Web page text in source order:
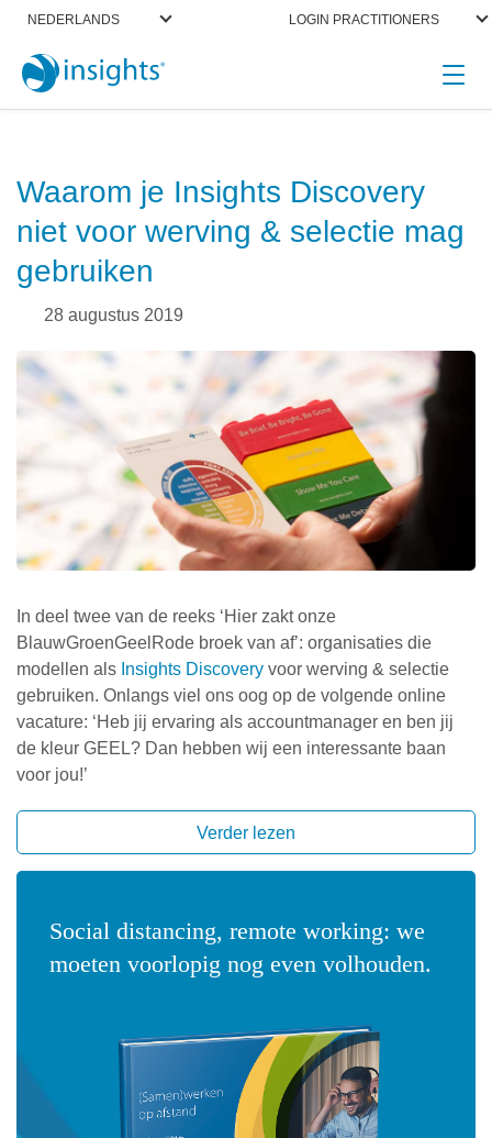
NEDERLANDS LOGIN PRACTITIONERS
Waarom je Insights Discovery
niet voor werving & selectie mag
gebruiken
28 augustus 2019
In deel twee van de reeks ‘Hier zakt onze
BlauwGroenGeelRode broek van af’: organisaties die
modellen als Insights Discovery voor werving & selectie
gebruiken. Onlangs viel ons oog op de volgende online
vacature: ‘Heb jij ervaring als accountmanager en ben jij
de kleur GEEL? Dan hebben wij een interessante baan
voor jou!’
Om te beginnen, mensen zijn geen kleur. Overigens ook
geen twee of drie of zelfs vier kleuren. Je zult ons dus nooit
minder bekend zijn met Insights Discovery voegen we daar
aan toe dat iedereen
alle vier de kleuren
in zich heeft. Maar
dat we wel allemaal een voorkeur voor één of meerdere
kleuren hebben. De combinatie waarin we de kleuren
Social distancing, remote working: we
moeten voorlopig nog even volhouden.